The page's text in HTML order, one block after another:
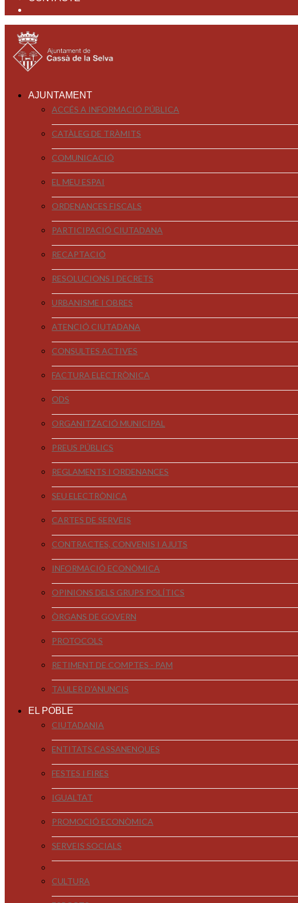
AJUNTAMENT
ACCÉS A INFORMACIÓ PÚBLICA
CATÀLEG DE TRÀMITS
COMUNICACIÓ
EL MEU ESPAI
ORDENANCES FISCALS
PARTICIPACIÓ CIUTADANA
RECAPTACIÓ
RESOLUCIONS I DECRETS
URBANISME I OBRES
ATENCIÓ CIUTADANA
CONSULTES ACTIVES
FACTURA ELECTRÒNICA
ODS
ORGANITZACIÓ MUNICIPAL
PREUS PÚBLICS
REGLAMENTS I ORDENANCES
SEU ELECTRÒNICA
CARTES DE SERVEIS
CONTRACTES, CONVENIS I AJUTS
INFORMACIÓ ECONÒMICA
OPINIONS DELS GRUPS POLÍTICS
ÒRGANS DE GOVERN
PROTOCOLS
RETIMENT DE COMPTES - PAM
TAULER D'ANUNCIS
EL POBLE
CIUTADANIA
ENTITATS CASSANENQUES
FESTES I FIRES
IGUALTAT
PROMOCIÓ ECONÒMICA
SERVEIS SOCIALS
CULTURA